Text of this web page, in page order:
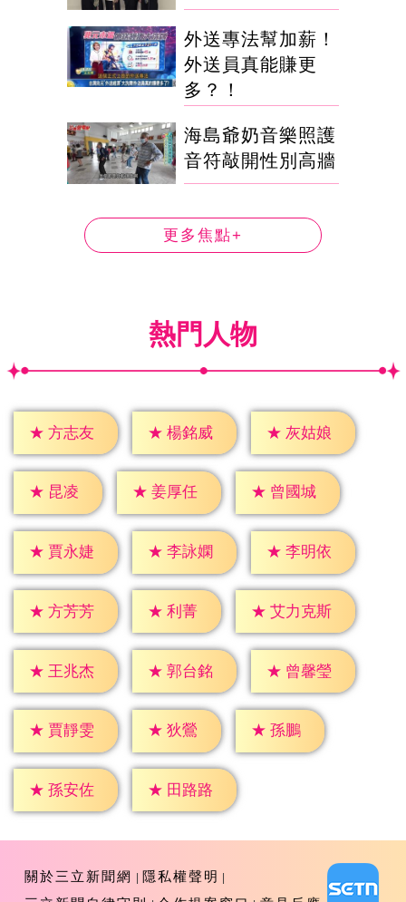
外送專法幫加薪！
外送員真能賺更
多？！
海島爺奶音樂照護
音符敲開性別高牆
更多焦點+
熱門人物
★ 方志友 ★ 楊銘威 ★ 灰姑娘
★ 昆凌 ★ 姜厚任 ★ 曾國城
★ 賈永婕 ★ 李詠嫻 ★ 李明依
★ 方芳芳 ★ 利菁 ★ 艾力克斯
★ 王兆杰 ★ 郭台銘 ★ 曾馨瑩
★ 賈靜雯 ★ 狄鶯 ★ 孫鵬
★ 孫安佐 ★ 田路路
關於三立新聞網
隱私權聲明